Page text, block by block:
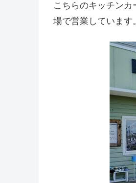
こちらのキッチン
場で営業しています。